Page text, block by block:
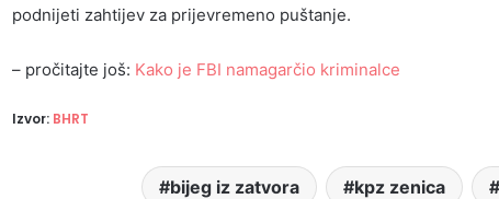
podnijeti zahtijev za prijevremeno puštanje.
– pročitajte još: Kako je FBI namagarčio kriminalce
Izvor: BHRT
bijeg iz zatvora kpz zenica